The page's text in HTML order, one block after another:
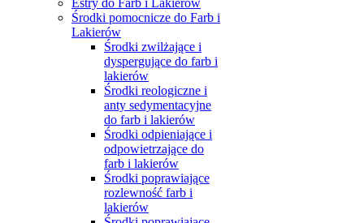
Estry do Farb i Lakierów
Środki pomocnicze do Farb i
Lakierów
Środki zwilżające i
dyspergujące do farb i
lakierów
Środki reologiczne i
anty sedymentacyjne
do farb i lakierów
Środki odpieniające i
odpowietrzające do
farb i lakierów
Środki poprawiające
rozlewność farb i
lakierów